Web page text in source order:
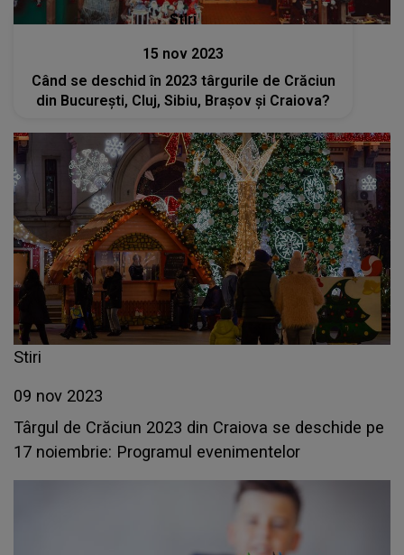
Stiri
15 nov 2023
Când se deschid în 2023 târgurile de Crăciun
din București, Cluj, Sibiu, Brașov și Craiova?
Stiri
09 nov 2023
Târgul de Crăciun 2023 din Craiova se deschide pe
17 noiembrie: Programul evenimentelor